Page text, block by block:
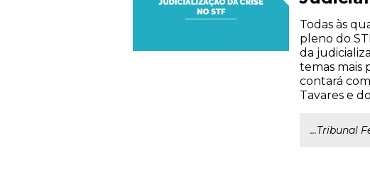
Todas às
pleno do
da
temas mais
contará
Tavares e
...Tribunal